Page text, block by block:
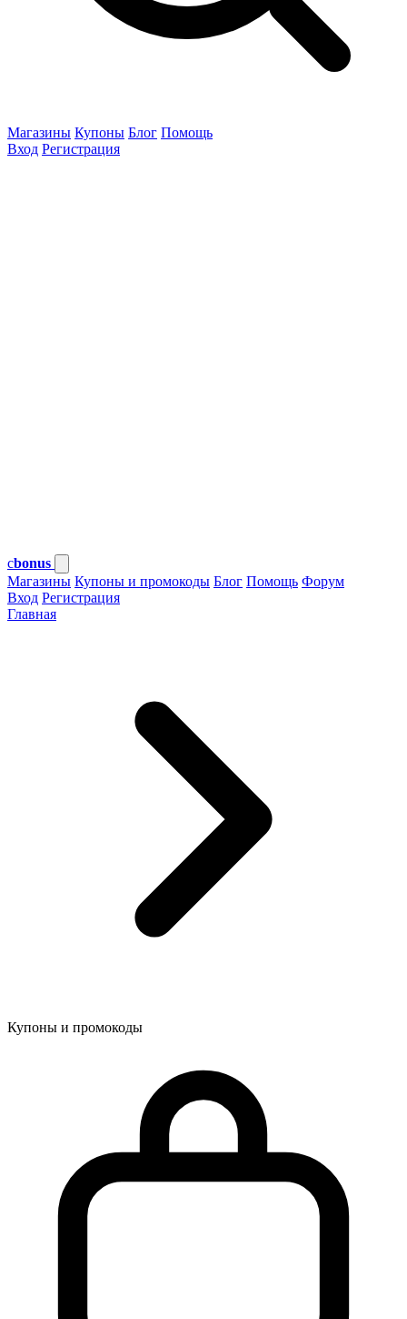
Магазины Купоны Блог Помощь
Вход Регистрация
cbonus
Магазины Купоны и промокоды Блог Помощь Форум
Вход Регистрация
Главная
Купоны и промокоды